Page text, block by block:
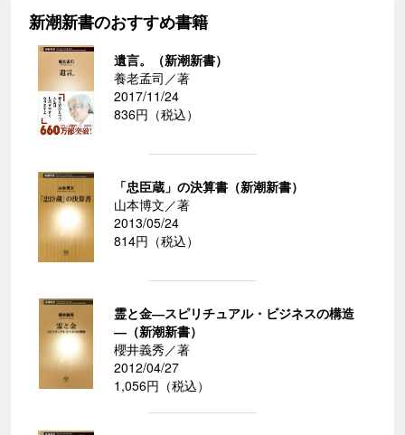
新潮新書のおすすめ書籍
遺言。（新潮新書）
養老孟司／著
2017/11/24
836円（税込）
「忠臣蔵」の決算書（新潮新書）
山本博文／著
2013/05/24
814円（税込）
霊と金―スピリチュアル・ビジネスの構造
―（新潮新書）
櫻井義秀／著
2012/04/27
1,056円（税込）